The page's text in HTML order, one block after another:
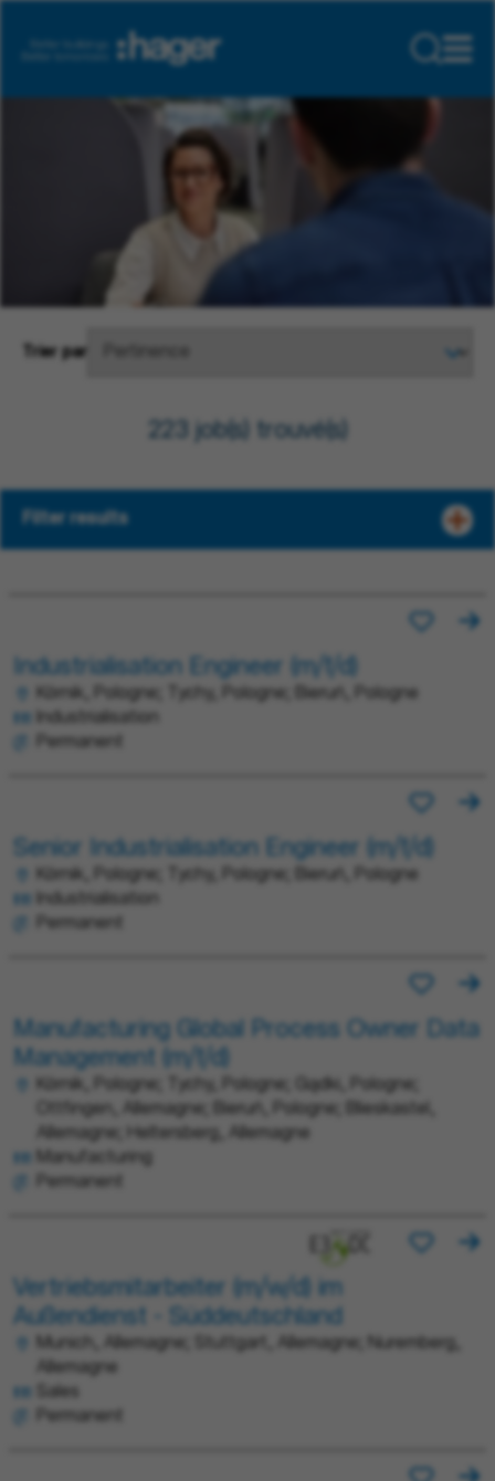
Trier par
223 job(s) trouvé(s)
Filter results
Industrialisation Engineer (m/f/d)
Kórnik, Pologne; Tychy, Pologne; Bieruń, Pologne
Permanent
Senior Industrialisation Engineer (m/f/d)
Kórnik, Pologne; Tychy, Pologne; Bieruń, Pologne
Permanent
Manufacturing Global Process Owner Data
Management (m/f/d)
Kórnik, Pologne; Tychy, Pologne; Gądki, Pologne;
Ottfingen, Allemagne; Bieruń, Pologne; Blieskastel,
Allemagne; Heltersberg, Allemagne
Manufacturing
Permanent
Vertriebsmitarbeiter (m/w/d) im
Außendienst - Süddeutschland
Munich, Allemagne; Stuttgart, Allemagne; Nuremberg,
Allemagne
Sales
Permanent